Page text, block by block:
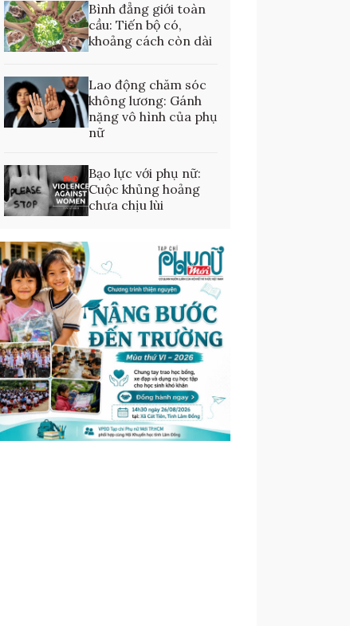
Bình đẳng giới toàn
cầu: Tiến bộ có,
khoảng cách còn dài
Lao động chăm sóc
không lương: Gánh
nặng vô hình của phụ
nữ
Bạo lực với phụ nữ:
Cuộc khủng hoảng
chưa chịu lùi